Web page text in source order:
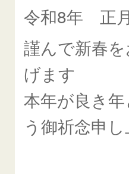
令和8年 正
謹んで新春
げます
本年が良き
う御祈念申